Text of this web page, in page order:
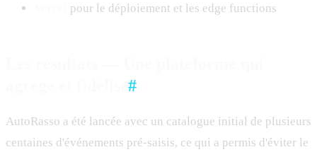
pour le déploiement et les edge functions
#
AutoRasso a été lancée avec un catalogue initial de plusieurs
centaines d'événements pré-saisis, ce qui a permis d'éviter le